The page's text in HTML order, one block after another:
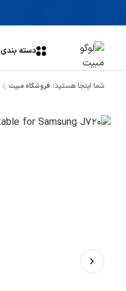
دسته بندی
شما اینجا هستید: فروشگاه مبیت